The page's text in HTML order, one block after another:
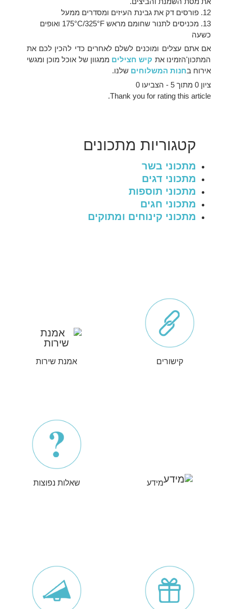
12. פורסים דק את גבינת העיזים ומסדרים ממעל
13. מכניסים לתנור שחומם מראש 175°C/325°F ואופים
כשעה
אם אתם עצלים ומוכנים לשלם לאחרים כדי להכין לכם את
המתכון'הזמינו את קיש חצילים ממגוון של אוכל מוכן ומגשי
אירוח בחנות המשלוחים שלנו.
ציון 0 מתוך 5 - הצביעו 0
Thank you for rating this article.
קטגוריות מתכונים
מתכוני בשר
מתכוני דגים
מתכוני תוספות
מתכוני חגים
מתכוני קינוחים ומתוקים
קישורים אמנת שירות
מידע שאלות נפוצות